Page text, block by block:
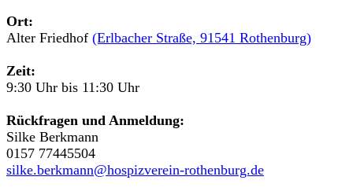
Ort:
Alter Friedhof (Erlbacher Straße, 91541 Rothenburg)
Zeit:
9:30 Uhr bis 11:30 Uhr
Rückfragen und Anmeldung:
Silke Berkmann
0157 77445504
silke.berkmann@hospizverein-rothenburg.de